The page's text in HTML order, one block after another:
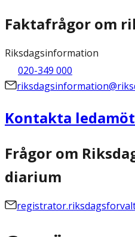
Faktafrågor om
Riksdagsinformation
020-349 000
Kontakta
Frågor om
diarium